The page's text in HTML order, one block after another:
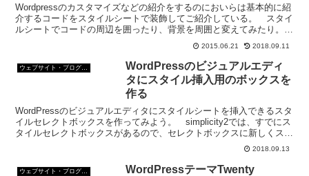
Wordpressのカスタマイズなどの紹介をするのにおいらは基本的に紹
介するコードをスタイルシートで装飾してご紹介している。 スタイ
ルシートでコードの周辺を囲ったり、背景を周囲と変えてみたり。
コードをきれいに表示するプラグインを使えばいい...
2015.06.21 2018.09.11
ウェブサイト・ブログ作成
WordPressのビジュアルエディ
タにスタイル挿入用のボックスを
作る
WordPressのビジュアルエディタにスタイルシートを挿入できるスタ
イルセレクトボックスを作ってみよう。 simplicity2では、すでにス
タイルセレクトボックスがあるので、セレクトボックスに新しくスタ
2018.09.13
WordPressテーマTwenty